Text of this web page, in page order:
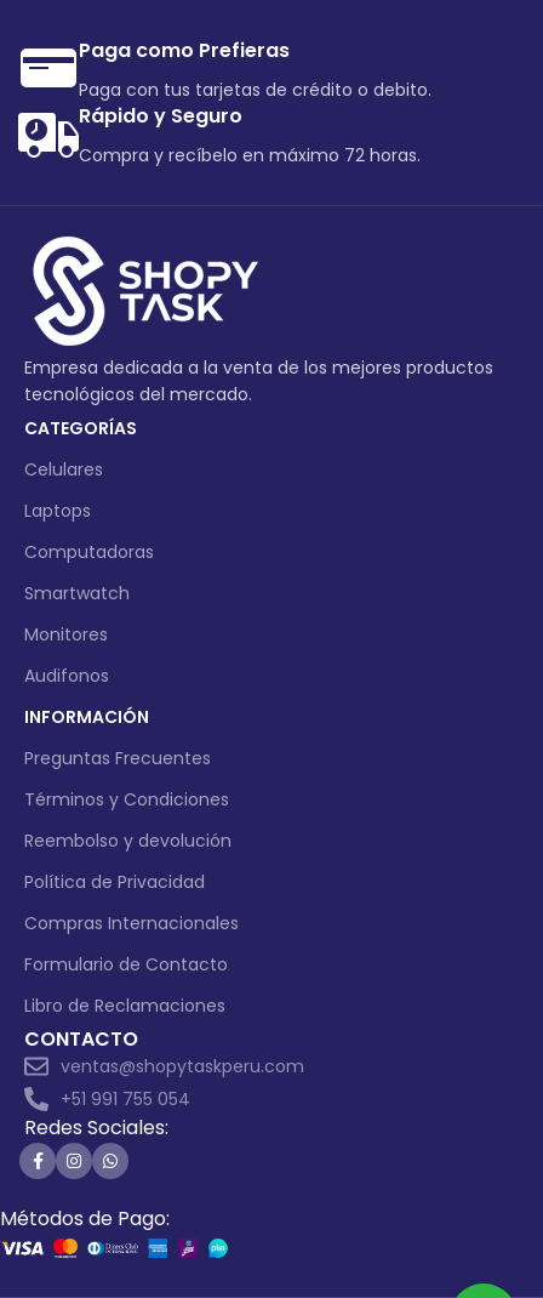
Paga como Prefieras
Paga con tus tarjetas de crédito o debito.
Rápido y Seguro
Compra y recíbelo en máximo 72 horas.
Empresa dedicada a la venta de los mejores productos
tecnológicos del mercado.
CATEGORÍAS
Celulares
Laptops
Computadoras
Smartwatch
Monitores
Audifonos
INFORMACIÓN
Preguntas Frecuentes
Términos y Condiciones
Reembolso y devolución
Política de Privacidad
Compras Internacionales
Formulario de Contacto
Libro de Reclamaciones
CONTACTO
ventas@shopytaskperu.com
+51 991 755 054
Redes Sociales:
Métodos de Pago: